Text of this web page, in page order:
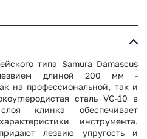
типа Samura Damascus
длиной 200 мм -
на профессиональной, так и
сталь VG-10 в
клинка обеспечивает
инструмента.
лезвию упругость и